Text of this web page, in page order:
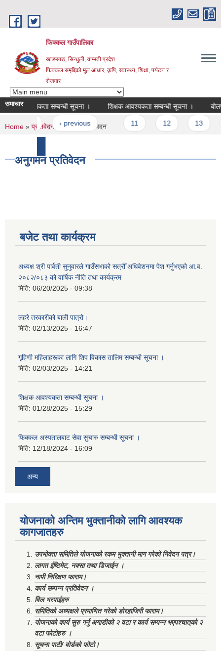
फिक्कल गाउँपालिका
खाङसाङ, सिन्धुली, वाग्मती प्रदेश
फिक्कल समृद्दिको मूल आधार, कृषि, स्वास्थ्य, शिक्षा, पर्यटन र
रोजगार
समाचार
आवश्यकता सम्बन्धी सूचना । शिक्षक आवश्यकता सम्बन्धी सूचना ।
first ‹ previous …
You are here
Home » प्रतिवेदन » अनुगमन प्रतिवेदन
अनुगमन प्रतिवेदन
बजेट तथा कार्यक्रम
अध्यक्ष श्री पार्वती सुनुवारले गाउँसभाको सत्रौँ अधिवेशनमा पेश गर्नुभएको आ.व.
२०८२/०८३ को वार्षिक नीति तथा कार्यक्रम
मिति: 06/20/2025 - 09:38
लहरे तरकारीको बाली पात्रो।
मिति: 02/13/2025 - 16:47
गृहिणी महिलाहरूका लागि शिप विकास तालिम सम्बन्धी सूचना ‌।
मिति: 02/03/2025 - 14:21
शिक्षक आवश्यकता सम्बन्धी सूचना ।
मिति: 01/28/2025 - 15:29
फिक्कल अस्पतालबाट सेवा सुचारु सम्बन्धी सूचना ।
मिति: 12/18/2024 - 16:09
अन्य
योजनाको अन्तिम भुक्तानीको लागि आवश्यक
कागजातहरु
उपभोक्ता समितिले योजनाको रकम भुक्तानी माग गरेको निवेदन पत्र।
लागत ईष्टिमेट, नक्सा तथा डिजाईन ।
नापी निरिक्षण फाराम।
कार्य सम्पन्न प्रतिवेदन ।
विल भरपाईहरु
समितिको अध्यक्षले प्रमाणित गरेको डोरहाजिरी फाराम।
योजनाको कार्य सुरु गर्नु अगाडीको २ वटा र कार्य सम्पन्न भएपश्चात्‌को २
वटा फोटोहरु ।
सूचना पाटी/ वोर्डको फोटो।